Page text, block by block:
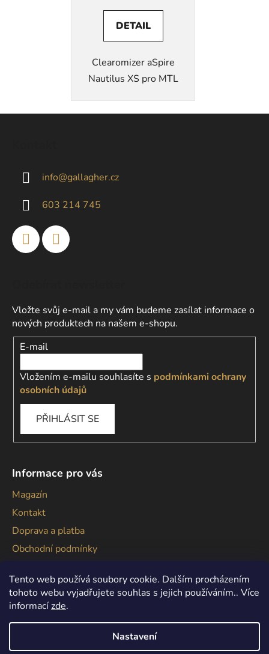
Tento web používá soubory cookie. Dalším procházením
tohoto webu vyjadřujete souhlas s jejich používáním.. Více
informacízde.
Nastavení
DETAIL
Clearomizer aSpire
Nautilus XS pro MTL
info@gallagher.cz
603 214 745
Vložte svůj e-mail a my vám budeme zasílat informace o
nových produktech na našem e-shopu.
E-mail
Vložením e-mailu souhlasíte s podmínkami ochrany
osobních údajů
PŘIHLÁSIT SE
Informace pro vás
Magazín
Kontakt
Doprava a platba
Obchodní podmínky